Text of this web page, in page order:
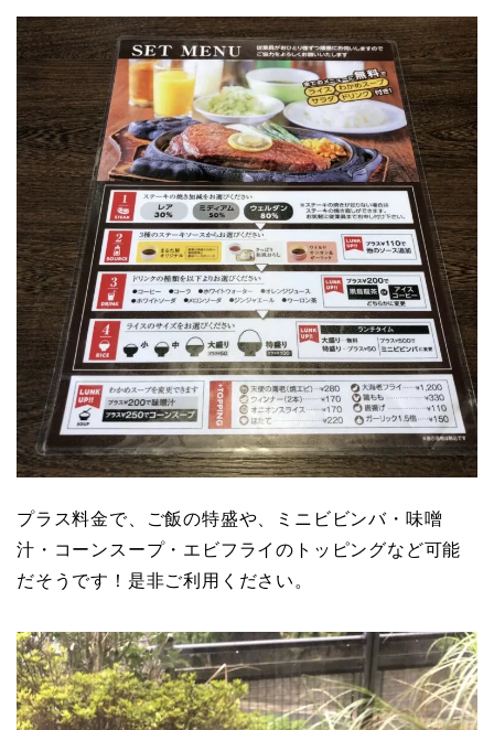
プラス料金で、ご飯の特盛や、ミニビビンバ・味噌
汁・コーンスープ・エビフライのトッピングなど可能
だそうです！是非ご利用ください。